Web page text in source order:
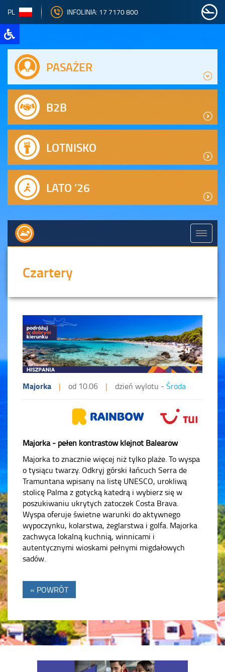
PL INFOLINIA: 17 7170 800
PASAŻER
B2B
LOTNISKO
LATO ’26
Czartery
Majorka | od 10.06 | dzień wylotu - Środa
Majorka - pełen kontrastów klejnot Balearów
Majorka to znacznie więcej niż tylko plaże. To wyspa
o tysiącu twarzy. Odkryj górski łańcuch Serra de
Tramuntana wpisany na listę UNESCO, urokliwą
stolicę Palma z gotycką katedrą i wybierz się w
poszukiwaniu ukrytych zatoczek Costa Brava.
Wyspa oferuje świetne warunki do aktywnego
wypoczynku, kolarstwa, żeglarstwa i golfa. Majorka
zachwyca lokalną kuchnią, winnicami i
autentycznymi wioskami pełnymi migdałowych
sadów.
« POWRÓT